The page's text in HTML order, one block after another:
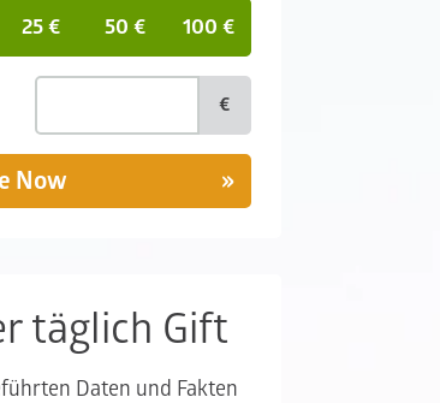
25 € 50 € 100 €
€
Now
täglich Gift
Daten und Fakten